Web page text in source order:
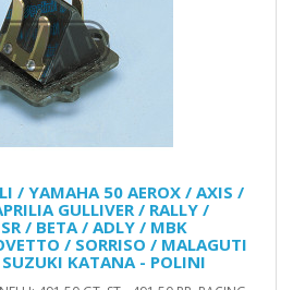
/ YAMAHA 50 AEROX / AXIS /
GULLIVER / RALLY /
/ BETA / ADLY / MBK
/ SORRISO / MALAGUTI
KATANA - POLINI